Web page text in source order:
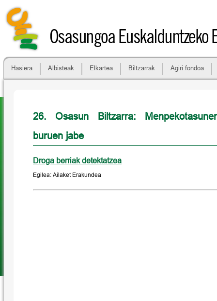
Osasungoa Euskalduntzeko
Hasiera Albisteak Elkartea Biltzarrak Agiri fondoa
26. Osasun Biltzarra:
buruen jabe
Droga berriak detektatzea
Egilea: Ailaket Erakundea